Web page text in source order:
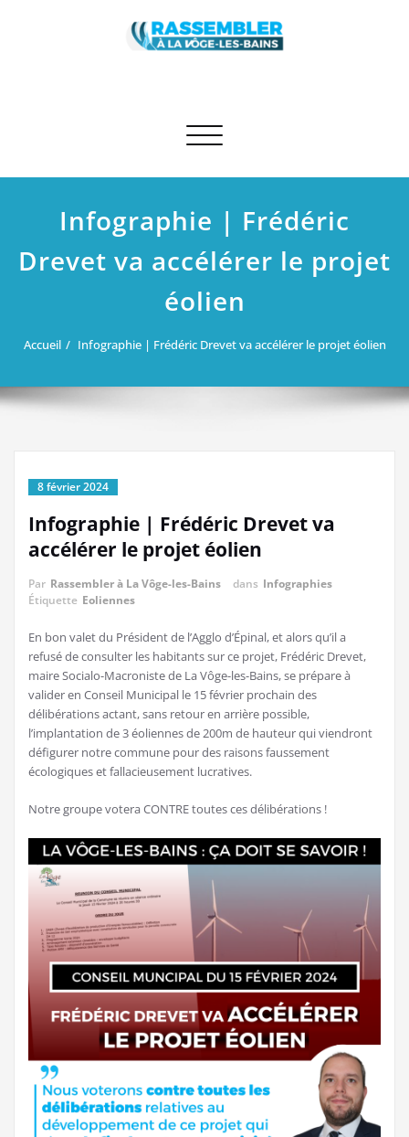
Afficher/masquer la navigation
Infographie | Frédéric
Drevet va accélérer le projet
éolien
Accueil Infographie | Frédéric Drevet va accélérer le projet éolien
8 février 2024
Infographie | Frédéric Drevet va
accélérer le projet éolien
Par Rassembler à La Vôge-les-Bains dans Infographies
Étiquette Eoliennes
En bon valet du Président de l’Agglo d’Épinal, et alors qu’il a
refusé de consulter les habitants sur ce projet, Frédéric Drevet,
maire Socialo-Macroniste de La Vôge-les-Bains, se prépare à
valider en Conseil Municipal le 15 février prochain des
délibérations actant, sans retour en arrière possible,
l’implantation de 3 éoliennes de 200m de hauteur qui viendront
défigurer notre commune pour des raisons faussement
écologiques et fallacieusement lucratives.
Notre groupe votera CONTRE toutes ces délibérations !